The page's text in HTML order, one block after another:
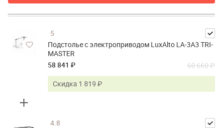
5
Подстолье с электроприводом LuxAlto LA-3A3 TRI-
MASTER
58 841 ₽
60 660 ₽
Скидка 1 819 ₽
4.8